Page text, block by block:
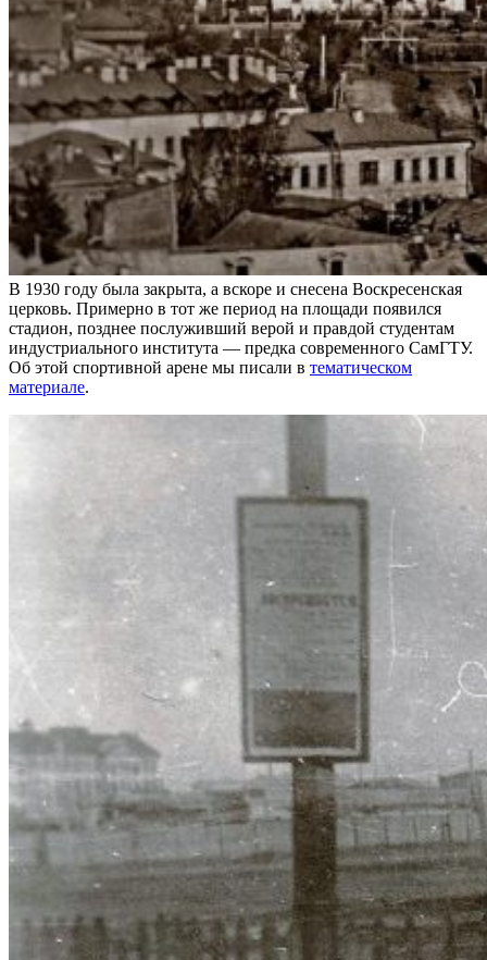
В 1930 году была закрыта, а вскоре и снесена Воскресенская
церковь. Примерно в тот же период на площади появился
стадион, позднее послуживший верой и правдой студентам
индустриального института — предка современного СамГТУ.
Об этой спортивной арене мы писали в тематическом
материале.